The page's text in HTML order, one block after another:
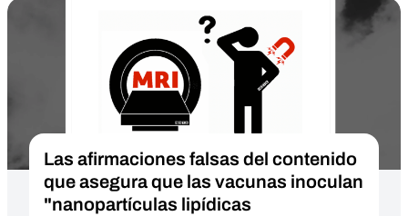
Las afirmaciones falsas del contenido
que asegura que las vacunas inoculan
"nanopartículas lipídicas